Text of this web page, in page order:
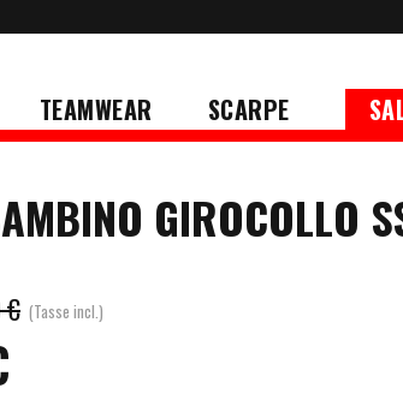
TEAMWEAR SCARPE
GIROCOLLO
€ (Tasse incl.)